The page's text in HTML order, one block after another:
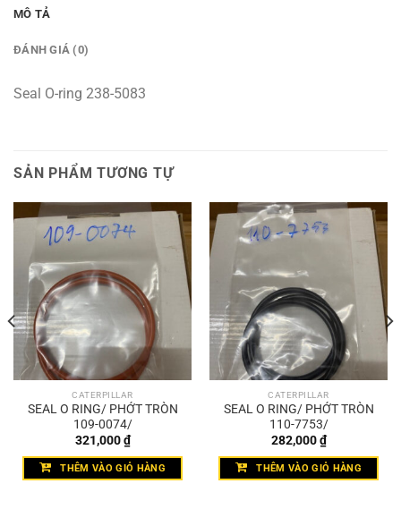
MÔ TẢ
ĐÁNH GIÁ (0)
Seal O-ring 238-5083
SẢN PHẨM TƯƠNG TỰ
CATERPILLAR
SEAL O RING/ PHỚT TRÒN
109-0074/
321,000₫
THÊM VÀO GIỎ HÀNG
CATERPILLAR
SEAL O RING/ PHỚT TRÒN
110-7753/
282,000₫
THÊM VÀO GIỎ HÀNG